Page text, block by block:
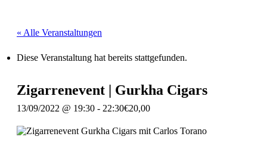
« Alle Veranstaltungen
Diese Veranstaltung hat bereits stattgefunden.
Zigarrenevent | Gurkha Cigars
13/09/2022 @ 19:30 - 22:30€20,00